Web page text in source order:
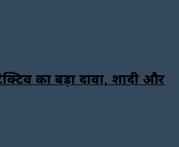
का बड़ा दावा, शादी और